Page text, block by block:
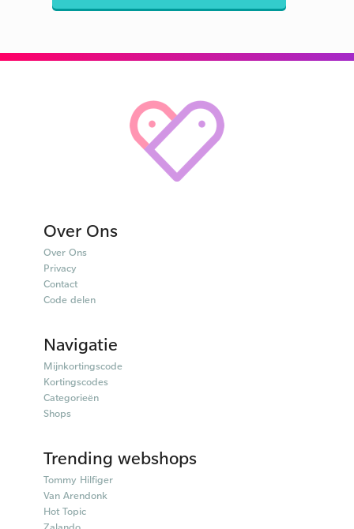
Over Ons
Over Ons
Privacy
Contact
Code delen
Navigatie
Mijnkortingscode
Kortingscodes
Categorieën
Shops
Trending webshops
Tommy Hilfiger
Van Arendonk
Hot Topic